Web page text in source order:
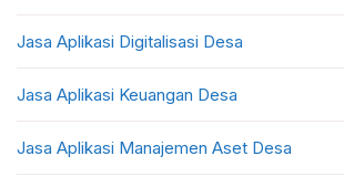
Jasa Aplikasi Digitalisasi Desa
Jasa Aplikasi Keuangan Desa
Jasa Aplikasi Manajemen Aset Desa